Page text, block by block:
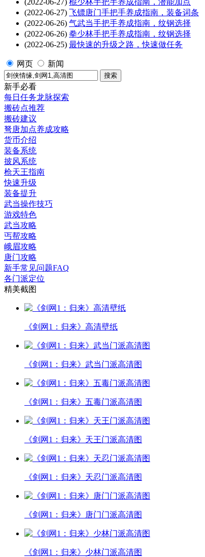
(2022-06-27) 飞镖唐门手把手养成指南，装备词条
(2022-06-26) 气武当手把手养成指南，纹钢选择
(2022-06-26) 拳少林手把手养成指南，纹钢选择
(2022-06-25) 最快速的升级之路，快速做任务
网页 新闻
新手必看
每日任务龙脉探索
搬砖点推荐
搬砖建议
弩唐加点养成攻略
货币介绍
装备系统
披风系统
枪天王指南
快速升级
装备提升
武当操作技巧
游戏特色
武当攻略
丐帮攻略
峨眉攻略
唐门攻略
新手常见问题FAQ
各门派定位
精美截图
《剑网1：归来》高清壁纸
《剑网1：归来》武当门派高清图
《剑网1：归来》五毒门派高清图
《剑网1：归来》天王门派高清图
《剑网1：归来》天忍门派高清图
《剑网1：归来》唐门门派高清图
《剑网1：归来》少林门派高清图